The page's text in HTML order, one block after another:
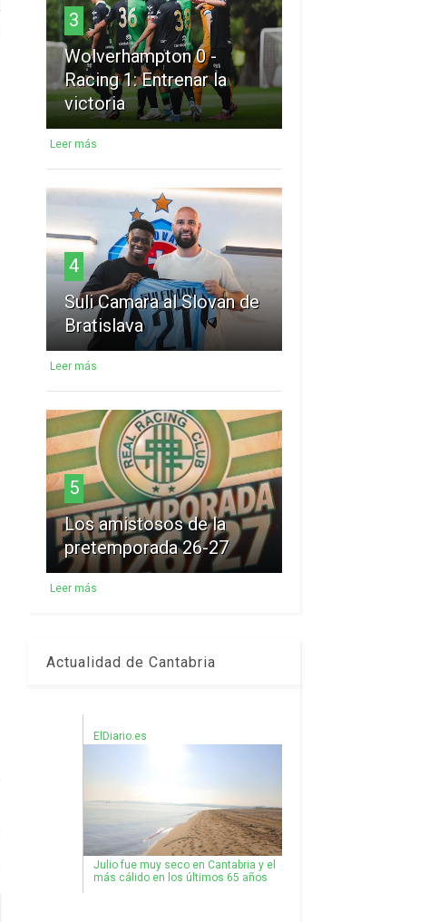
3
Wolverhampton 0 -
Racing 1: Entrenar la
victoria
Leer más
4
Suli Camara al Slovan de
Bratislava
Leer más
5
Los amistosos de la
pretemporada 26-27
Leer más
Actualidad de Cantabria
ElDiario.es
Julio fue muy seco en Cantabria y el
más cálido en los últimos 65 años